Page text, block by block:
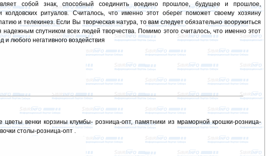
собой знак, способный соединить воедино прошлое, будущее и прошлое,
ритуалов. Считалось, что именно этот оберег поможет своему хозяину
и телекинез. Если Вы творческая натура, то вам следует обязательно вооружиться
надежным спутником всех людей творчества. Помимо этого считалось, что именно этот
и любого негативного воздействия
цветы венки корзины клумбы- розница-опт, памятники из мраморной крошки-розница-
столы-розница-опт .